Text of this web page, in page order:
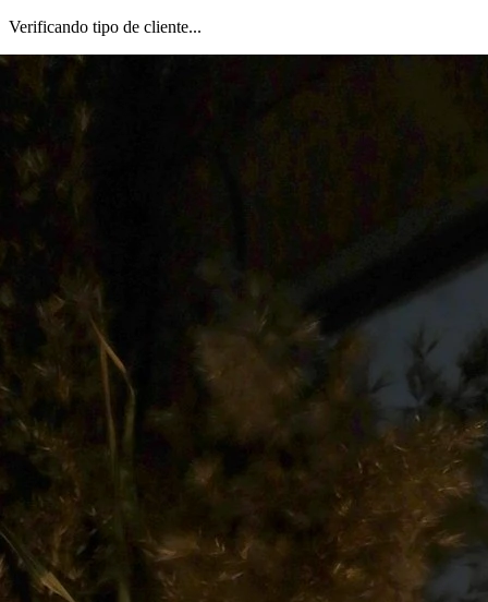
Verificando tipo de cliente...